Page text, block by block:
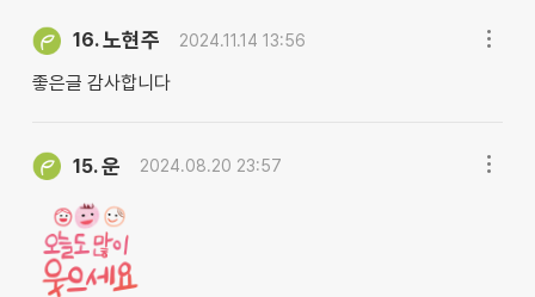
16.노현주 2024.11.14 13:56
좋은글 감사합니다
15.운 2024.08.20 23:57